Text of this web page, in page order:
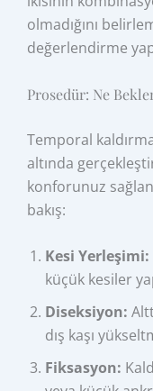
olmadığını
değerlendirme
Prosedür: Ne
Temporal
altında
konforunuz
bakış:
Kesi Yerleşimi:
küçük kesiler
Diseksiyon:
dış kaşı
Fiksasyon: